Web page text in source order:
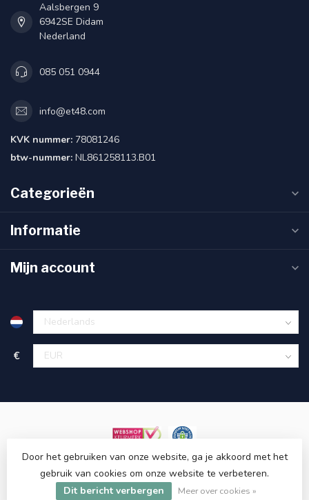
Aalsbergen 9
6942SE Didam
Nederland
085 051 0944
info@et48.com
KVK nummer: 78081246
btw-nummer: NL861258113.B01
Categorieën
Informatie
Mijn account
€
© Copyright 2026 ET48.com
Door het gebruiken van onze website, ga je akkoord met het
gebruik van cookies om onze website te verbeteren.
Dit bericht verbergen
Meer over cookies »